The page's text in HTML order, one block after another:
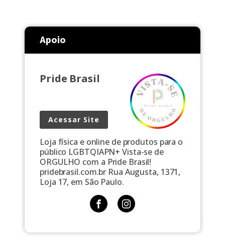
Apoio
Pride Brasil
Acessar Site
Loja física e online de produtos para o
público LGBTQIAPN+ Vista-se de
ORGULHO com a Pride Brasil!
pridebrasil.com.br Rua Augusta, 1371,
Loja 17, em São Paulo.